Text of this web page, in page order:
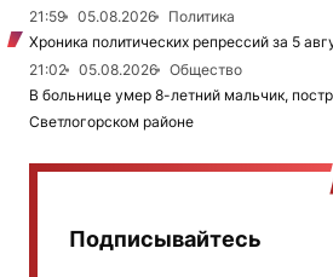
21:59
05.08.2026
Политика
Хроника политических репрессий за 5
21:02
05.08.2026
Общество
В больнице умер 8-летний мальчик,
Светлогорском районе
Подписывайтесь